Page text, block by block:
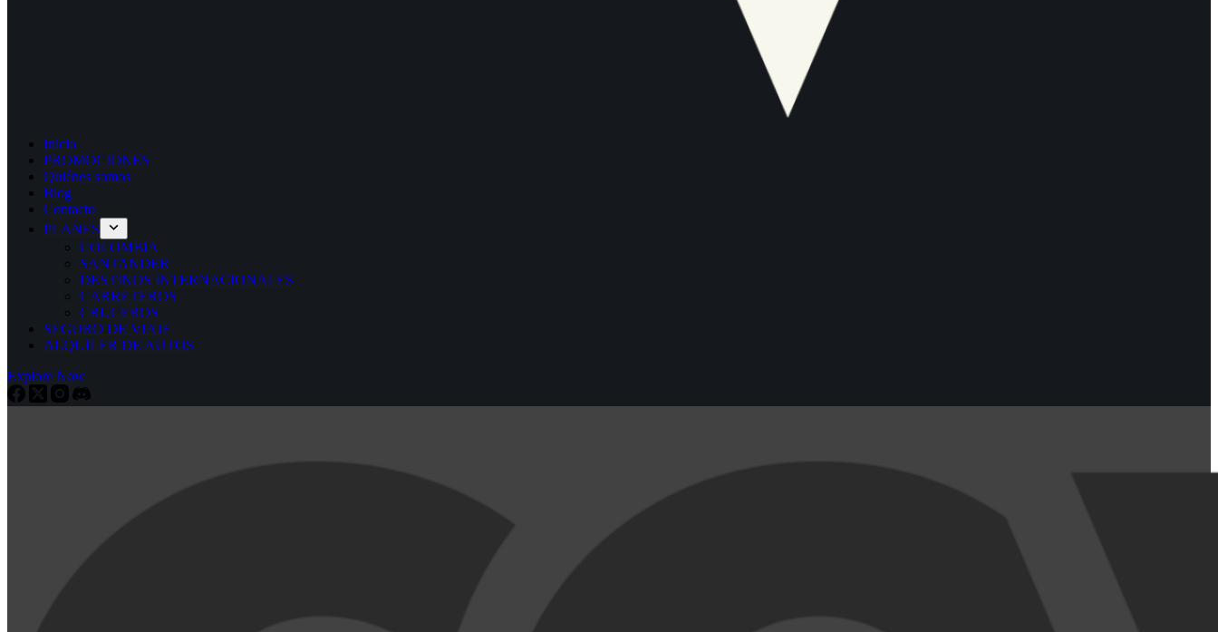
Inicio
PROMOCIONES
Quiénes somos
Blog
Contacto
PLANES
COLOMBIA
SANTANDER
DESTINOS INTERNACIONALES
CARRETEROS
CRUCEROS
SEGURO DE VIAJE
ALQUILER DE AUTOS
Explore Now